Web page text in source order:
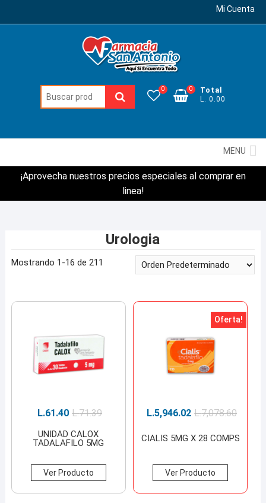
Mi Cuenta
Buscar: 0
Total
L. 0.00
0
MENU
¡Aprovecha nuestros precios especiales al comprar en
linea!
Urologia
Mostrando 1-16 de 211
L.71.39
L.61.40
UNIDAD CALOX
TADALAFILO 5MG
Ver Producto
Oferta!
L.7,078.60
L.5,946.02
CIALIS 5MG X 28 COMPS
Ver Producto